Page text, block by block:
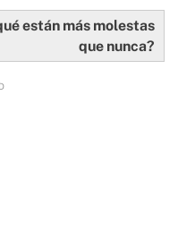
están más molestas
que nunca?